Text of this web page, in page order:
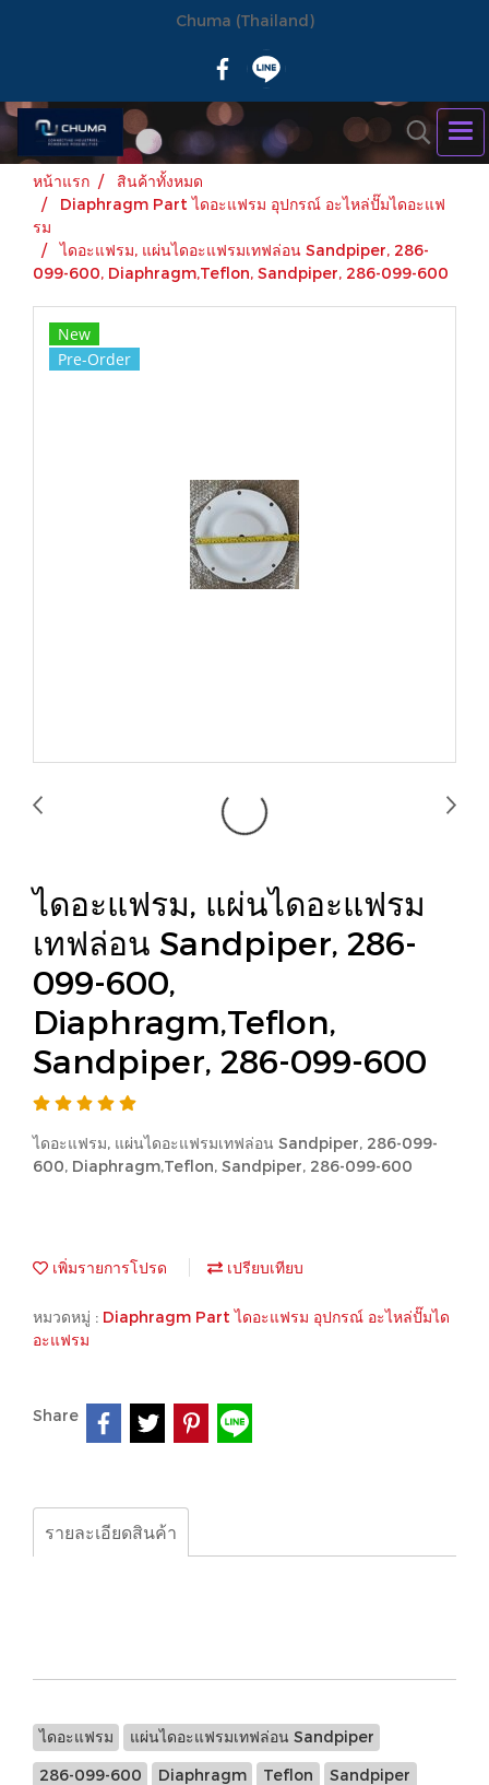
Chuma (Thailand)
หน้าแรก
สินค้าทั้งหมด
Diaphragm Part ไดอะแฟรม อุปกรณ์ อะไหล่ปั๊มไดอะแฟ
รม
ไดอะแฟรม, แผ่นไดอะแฟรมเทฟล่อน Sandpiper, 286-
099-600, Diaphragm,Teflon, Sandpiper, 286-099-600
New
Pre-Order
ไดอะแฟรม, แผ่นไดอะแฟรม
เทฟล่อน Sandpiper, 286-
099-600,
Diaphragm,Teflon,
Sandpiper, 286-099-600
ไดอะแฟรม, แผ่นไดอะแฟรมเทฟล่อน Sandpiper, 286-099-
600, Diaphragm,Teflon, Sandpiper, 286-099-600
เพิ่มรายการโปรด เปรียบเทียบ
หมวดหมู่ : Diaphragm Part ไดอะแฟรม อุปกรณ์ อะไหล่ปั๊มได
อะแฟรม
Share
รายละเอียดสินค้า
ไดอะแฟรม แผ่นไดอะแฟรมเทฟล่อน Sandpiper
286-099-600 Diaphragm Teflon Sandpiper